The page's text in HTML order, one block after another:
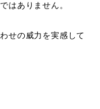
はありません。
せの威力を実感して